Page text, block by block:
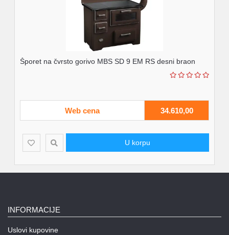
Šporet na čvrsto gorivo MBS SD 9 EM RS desni braon
Web cena 34.610,00
U korpu
INFORMACIJE
Uslovi kupovine